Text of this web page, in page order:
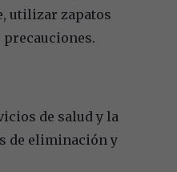
utilizar zapatos
de salud y la
de eliminación y